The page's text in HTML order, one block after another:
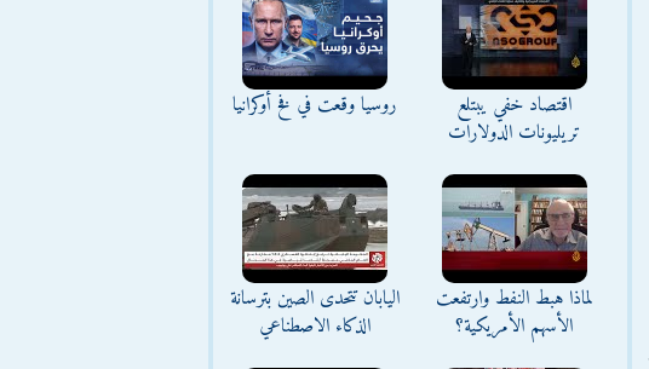
اقتصاد خفي يبتلع
تريليونات الدولارات
روسيا وقعت في فخ أوكرانيا
لماذا هبط النفط وارتفعت
الأسهم الأمريكية؟
اليابان تتحدى الصين بترسانة
الذكاء الاصطناعي